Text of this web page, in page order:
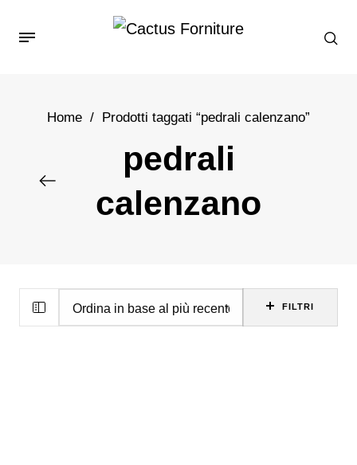
Home / Prodotti taggati “pedrali calenzano”
pedrali
calenzano
FILTRI